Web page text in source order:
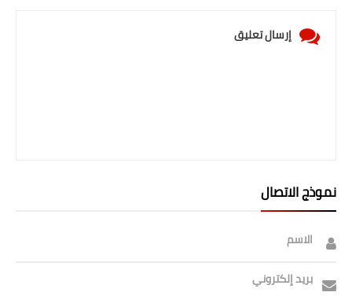
إرسال تعليق
نموذج الاتصال
الاسم
بريد إلكتروني